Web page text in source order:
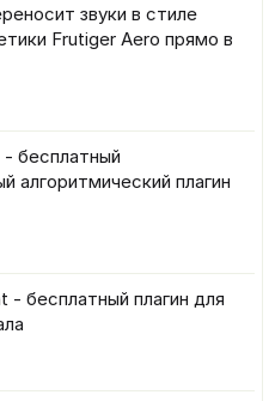
звуки в стиле
Frutiger Aero прямо в
- бесплатный
алгоритмический плагин
- бесплатный плагин для